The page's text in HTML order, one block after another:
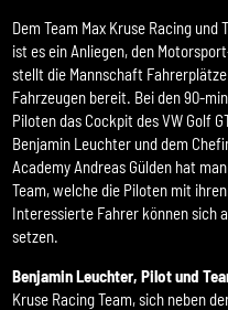
Dem Team Max Kruse Racing
ist es ein Anliegen, den
stellt die Mannschaft
Fahrzeugen bereit. Bei den 90-
Piloten das Cockpit des VW Golf
Benjamin Leuchter und dem
Academy Andreas Gülden hat
Team, welche die Piloten mit
Interessierte Fahrer können sich
setzen.
Benjamin Leuchter, Pilot und
Kruse Racing Team, sich neben